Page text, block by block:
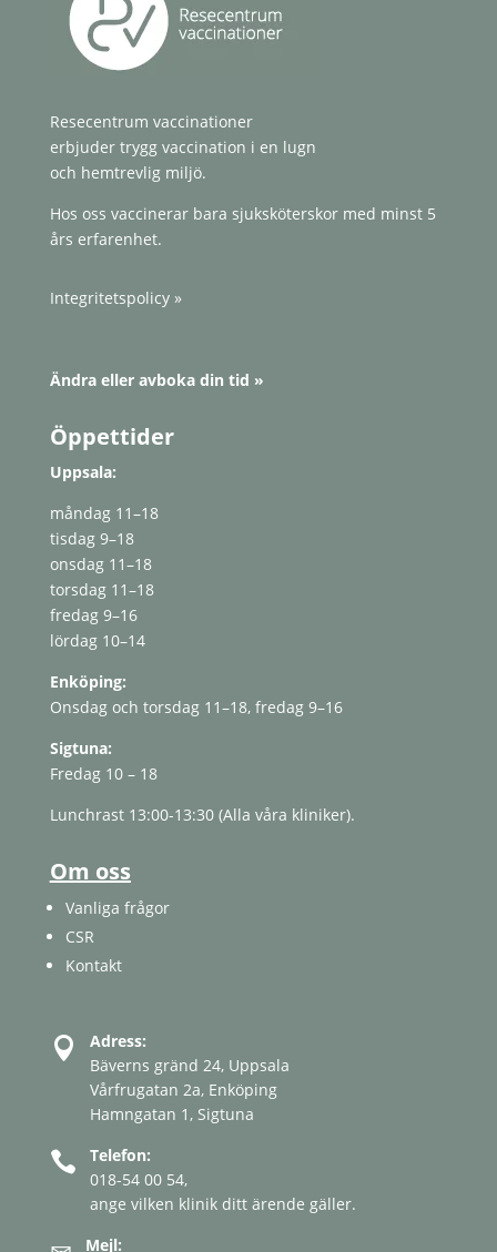
Resecentrum vaccinationer
erbjuder trygg vaccination i en lugn
och hemtrevlig miljö.
Hos oss vaccinerar bara sjuksköterskor med minst 5
års erfarenhet.
Integritetspolicy »
Ändra eller avboka din tid »
Öppettider
Uppsala:
måndag 11–18
tisdag 9–18
onsdag 11–18
torsdag 11–18
fredag ​​9–16
lördag 10–14
Enköping:
Onsdag och torsdag 11–18, fredag ​​9–16
Sigtuna:
Fredag ​​10 – 18
Lunchrast 13:00-13:30 (Alla våra kliniker).
Om oss
Vanliga frågor
CSR
Kontakt

Adress:
Bäverns gränd 24, Uppsala
Vårfrugatan 2a, Enköping
Hamngatan 1, Sigtuna

Telefon:
018-54 00 54,
ange vilken klinik ditt ärende gäller.
Mejl: